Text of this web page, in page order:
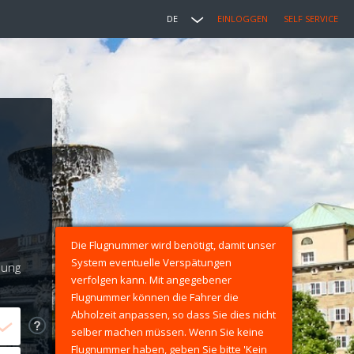
DE EINLOGGEN SELF SERVICE
Die Flugnummer wird benötigt, damit unser
System eventuelle Verspätungen
verfolgen kann. Mit angegebener
Flugnummer können die Fahrer die
Abholzeit anpassen, so dass Sie dies nicht
selber machen müssen. Wenn Sie keine
Flugnummer haben, geben Sie bitte 'Kein